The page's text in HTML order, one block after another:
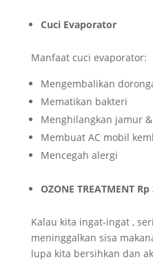
Cuci Evaporator
Manfaat cuci evaporator:
Mengembalikan
Mematikan bakteri
Menghilangkan jamur
Membuat AC mobil
Mencegah alergi
OZONE TREATMENT
Kalau kita ingat-ingat ,
meninggalkan sisa
lupa kita bersihkan dan